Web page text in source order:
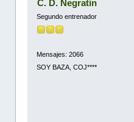
C. D. Negratín
Segundo entrenador
Mensajes: 2066
SOY BAZA, COJ****